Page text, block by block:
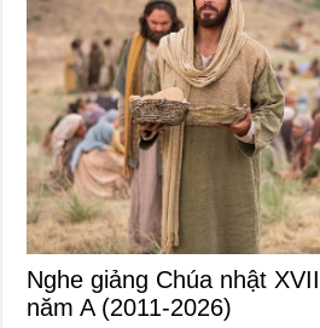
Nghe giảng Chúa nhật
năm A (2011-2026)